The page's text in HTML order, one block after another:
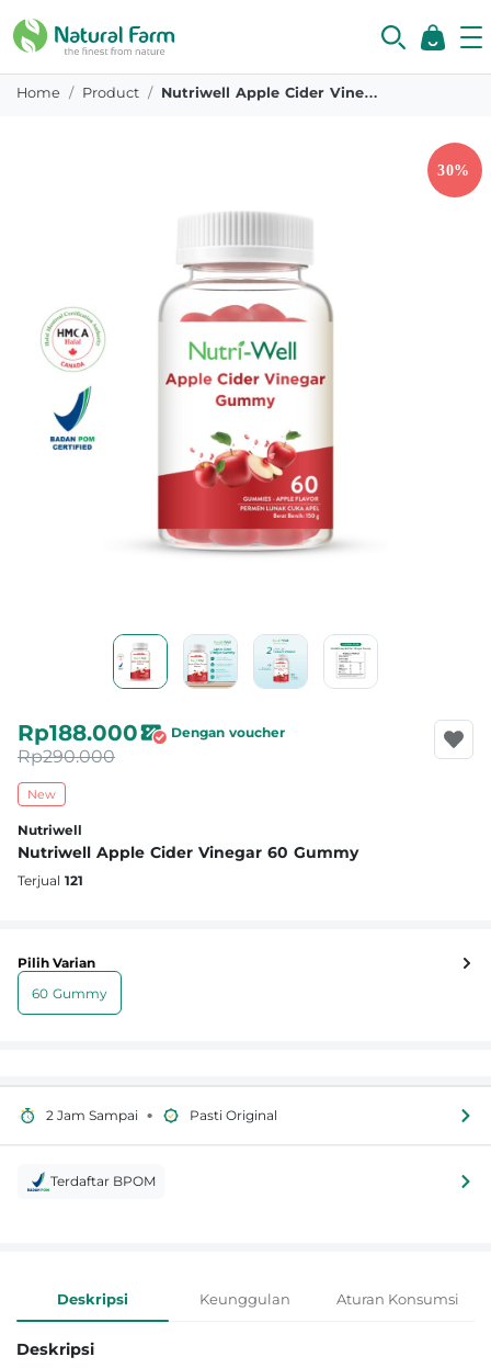
Home Product Nutriwell Apple Cider Vinegar Gummy 60
New
Nutriwell
Nutriwell Apple Cider Vinegar 60 Gummy
Terjual 121
Rp188.000 Dengan voucher
Rp290.000
Pilih Varian
60 Gummy
2 Jam Sampai • Pasti Original
Terdaftar BPOM
Informasi Produk
Deskripsi Keunggulan Aturan Konsumsi
Deskripsi